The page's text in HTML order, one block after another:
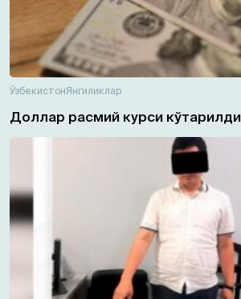
ЎзбекистонЯнгиликлар
Доллар расмий курси кўтарилди